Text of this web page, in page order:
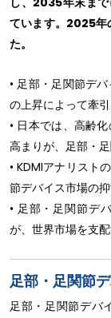
ています。2025年
た。
• 足部・足関節デ
の上昇によって牽引
• 日本では、高齢
高まりが、足部・
• KDMIアナリスト
節デバイス市場の
• 足部・足関節デ
が、世界市場を支
足部・足関節
足部・足関節デバ